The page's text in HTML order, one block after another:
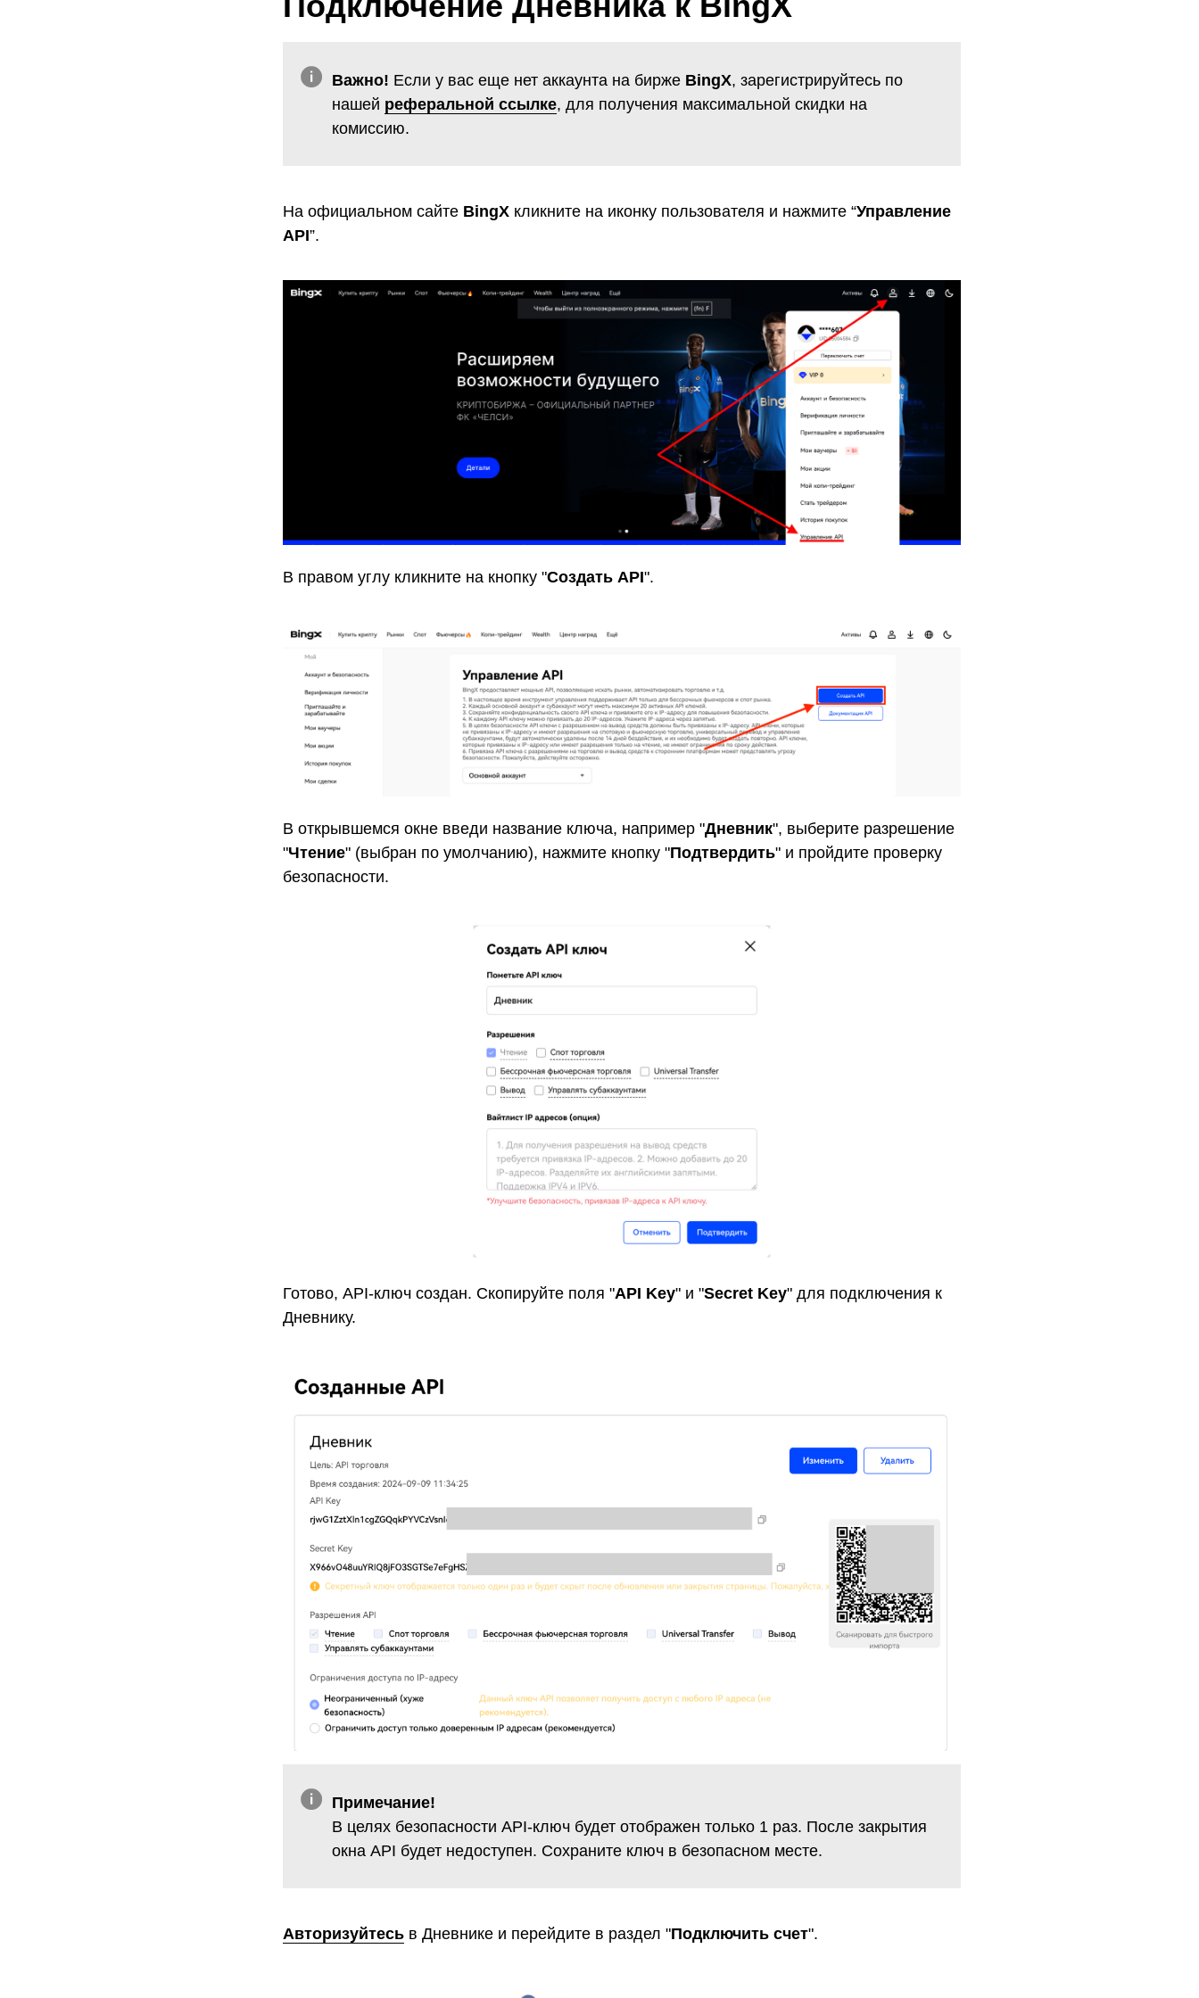
Важно! Если у вас еще нет аккаунта на бирже BingX, зарегистрируйтесь по
нашей реферальной ссылке, для получения максимальной скидки на
комиссию.
На официальном сайте BingX кликните на иконку пользователя и нажмите “Управление
API”.
В правом углу кликните на кнопку "Создать API".
В открывшемся окне введи название ключа, например "Дневник", выберите разрешение
"Чтение" (выбран по умолчанию), нажмите кнопку "Подтвердить" и пройдите проверку
безопасности.
Готово, API-ключ создан. Скопируйте поля "API Key" и "Secret Key" для подключения к
Дневнику.
Примечание!
В целях безопасности API-ключ будет отображен только 1 раз. После закрытия
окна API будет недоступен. Сохраните ключ в безопасном месте.
Авторизуйтесь в Дневнике и перейдите в раздел "Подключить счет".